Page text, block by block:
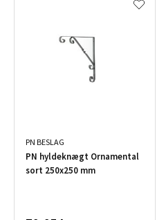
PN BESLAG
PN hyldeknægt Ornamental
sort 250x250 mm